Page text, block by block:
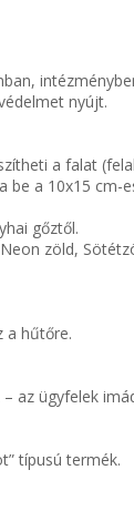
nyújt.
a falat
be a 10x15 cm-
gőztől.
zöld,
a hűtőre.
az ügyfelek
típusú termék.